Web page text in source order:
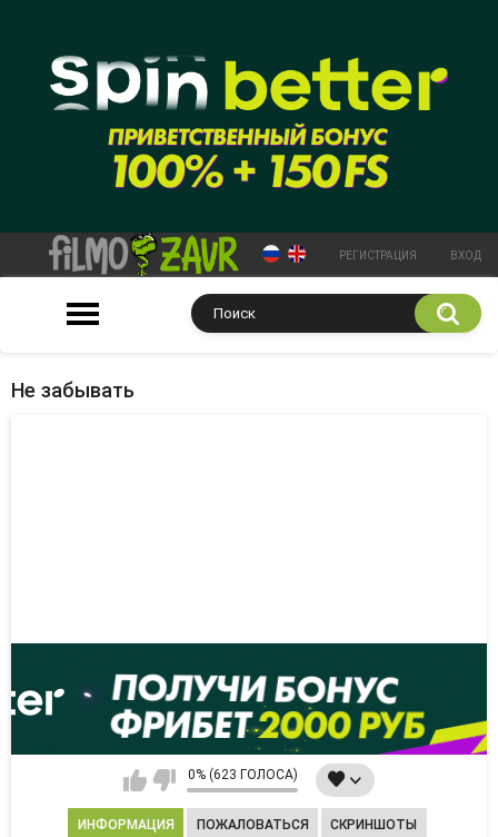
РЕГИСТРАЦИЯ ВХОД
Не забывать
0% (623 ГОЛОСА)
ИНФОРМАЦИЯ ПОЖАЛОВАТЬСЯ СКРИНШОТЫ